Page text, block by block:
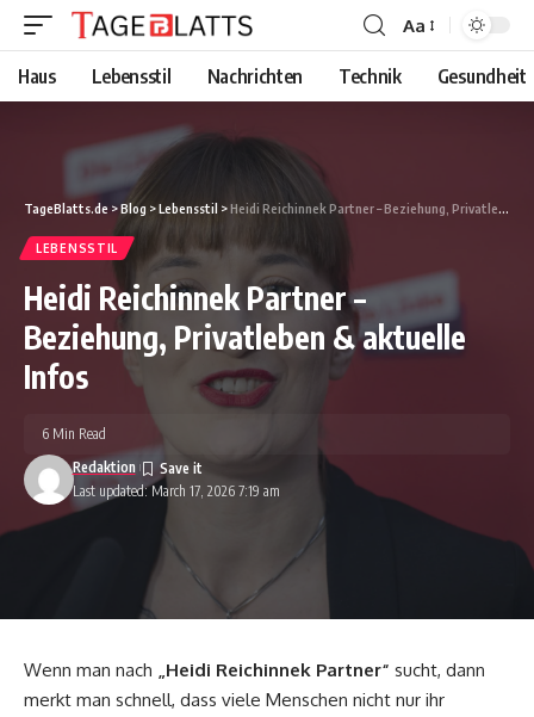
Font
Resizer
Aa
Haus Lebensstil Nachrichten Technik Gesundheit
TageBlatts.de >Blog >Lebensstil >Heidi Reichinnek Partner – Beziehung, Privatleben & aktuelle Infos
LEBENSSTIL
Heidi Reichinnek Partner –
Beziehung, Privatleben & aktuelle
Infos
Last updated: March 17, 2026 7:19 am
Redaktion
6 Min Read
Wenn man nach „Heidi Reichinnek Partner“ sucht, dann
merkt man schnell, dass viele Menschen nicht nur ihr